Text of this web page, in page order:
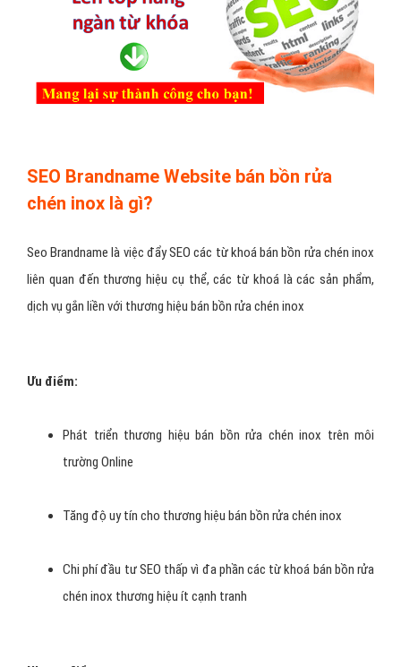
SEO Brandname Website bán bồn rửa
chén inox là gì?
Seo Brandname là việc đẩy SEO các từ khoá bán bồn rửa chén inox
liên quan đến thương hiệu cụ thể, các từ khoá là các sản phẩm,
dịch vụ gắn liền với thương hiệu bán bồn rửa chén inox
Ưu điểm:
Phát triển thương hiệu bán bồn rửa chén inox trên môi
trường Online
Tăng độ uy tín cho thương hiệu bán bồn rửa chén inox
Chi phí đầu tư SEO thấp vì đa phần các từ khoá bán bồn rửa
chén inox thương hiệu ít cạnh tranh